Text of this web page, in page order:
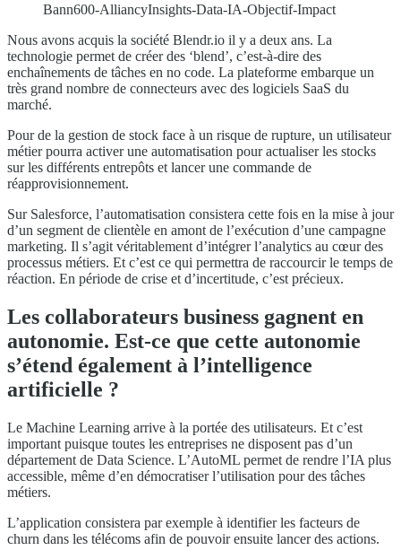
Bann600-AlliancyInsights-Data-IA-Objectif-Impact
Nous avons acquis la société Blendr.io il y a deux ans. La
technologie permet de créer des ‘blend’, c’est-à-dire des
enchaînements de tâches en no code. La plateforme embarque un
très grand nombre de connecteurs avec des logiciels SaaS du
marché.
Pour de la gestion de stock face à un risque de rupture, un utilisateur
métier pourra activer une automatisation pour actualiser les stocks
sur les différents entrepôts et lancer une commande de
réapprovisionnement.
Sur Salesforce, l’automatisation consistera cette fois en la mise à jour
d’un segment de clientèle en amont de l’exécution d’une campagne
marketing. Il s’agit véritablement d’intégrer l’analytics au cœur des
processus métiers. Et c’est ce qui permettra de raccourcir le temps de
réaction. En période de crise et d’incertitude, c’est précieux.
Les collaborateurs business gagnent en
autonomie. Est-ce que cette autonomie
s’étend également à l’intelligence
artificielle ?
Le Machine Learning arrive à la portée des utilisateurs. Et c’est
important puisque toutes les entreprises ne disposent pas d’un
département de Data Science. L’AutoML permet de rendre l’IA plus
accessible, même d’en démocratiser l’utilisation pour des tâches
métiers.
L’application consistera par exemple à identifier les facteurs de
churn dans les télécoms afin de pouvoir ensuite lancer des actions.